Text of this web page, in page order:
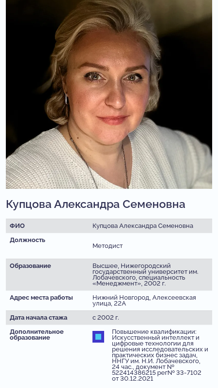
Купцова Александра Семеновна
ФИО
Купцова Александра Семеновна
Должность
Методист
Образование
Высшее, Нижегородский
государственный университет им.
Лобачевского, специальность
«Менеджмент», 2002 г.
Адрес места работы
Нижний Новгород, Алексеевская
улица, 22А
Дата начала стажа
с 2002 г.
Дополнительное
образование
Повышение квалификации:
Искусственный интеллект и
цифровые технологии для
решения исследовательских и
практических бизнес задач,
ННГУ им. Н.И. Лобачевского,
24 час., документ №
522414386215 рег№ 33-7102
от 30.12.2021